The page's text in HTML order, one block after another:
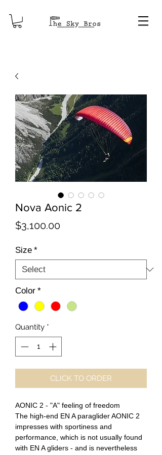
Nova Aonic 2
$3,100.00Price
Size *
Color *
Quantity *
CLICK TO ORDER
AONIC 2 - "A" feeling of freedom
The high-end EN A paraglider AONIC 2
impresses with sportiness and
performance, which is not usually found
with EN A gliders - and is nevertheless